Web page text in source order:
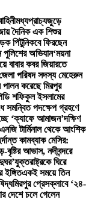
মধ্যপ্রাচ্যজুড়ে
দৈনিক এক শিশুর
পিটুনিকবে ফিরছেন
পুলিশের অভিযান‘ময়না
বাবার কবর জিয়ারতে
জেলা পরিষদ সদস্য মেহেরুন
করেছে মিরপুর
শফিকুল ইসলামের
সমন্বিত পদক্ষেপ গ্রহণে
‘ক্যাফে আমাজন’দক্ষিণ
টার্মিনাল থেকে আংশিক
কামব্যাক মেসির:
আভাস, নদীবন্দরে
যুক্তরাষ্ট্রকে ঘিরে
ইঙ্গিতএকই সময়ে তিন
মিরপুর প্রেসক্লাবে ‘২৪-
দেশে চলে গেলেন